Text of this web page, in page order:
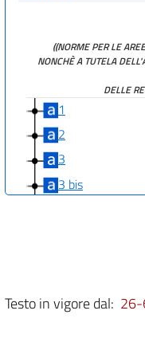
((NORME PER LE
NONCHÈ A TUTELA
DELLE
1
2
3
3 bis
Testo in vigore dal: